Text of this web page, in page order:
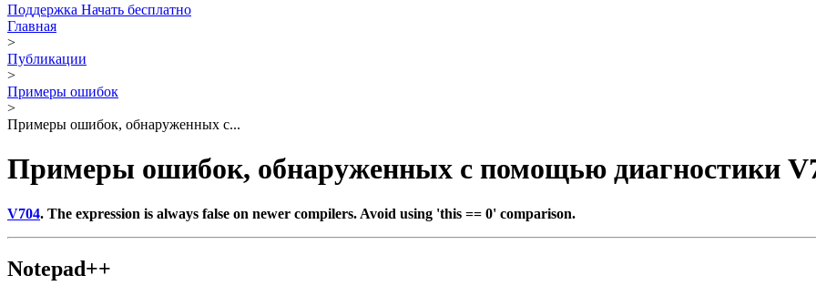
Поддержка Начать бесплатно
Главная
>
Публикации
>
Примеры ошибок
>
Примеры ошибок, обнаруженных с...
Примеры ошибок, обнаруженных с помощью диагностики
V704. The expression is always false on newer compilers. Avoid using 'this == 0' comparison.
Notepad++